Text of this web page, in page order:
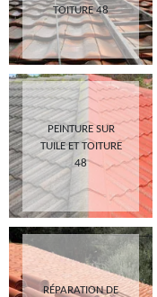
TOITURE 48
PEINTURE SUR
TUILE ET TOITURE
48
RÉPARATION DE